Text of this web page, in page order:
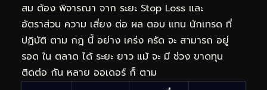
สม ต้อง พิจารณา จาก ระยะ Stop Loss และ
อัตราส่วน ความ เสี่ยง ต่อ ผล ตอบ แทน นักเทรด ที่
ปฏิบัติ ตาม กฎ นี้ อย่าง เคร่ง ครัด จะ สามารถ อยู่
รอด ใน ตลาด ได้ ระยะ ยาว แม้ จะ มี ช่วง ขาดทุน
ติดต่อ กัน หลาย ออเดอร์ ก็ ตาม